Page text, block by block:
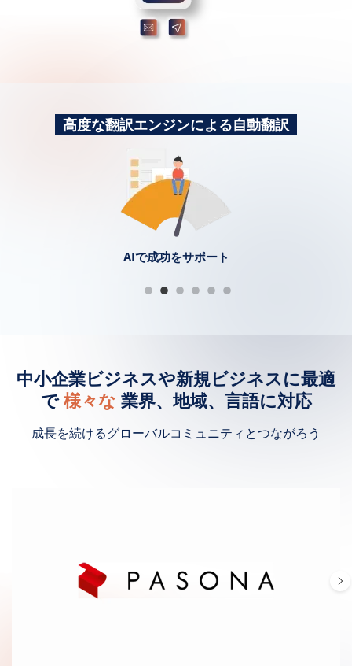
ショップとサイト構築に使える無料テンプレート
オンラインでのセールを加速
高度な翻訳エンジンによる自動翻訳
AIで成功をサポート
豊富なマーケティングとアナリティクス機能
データ所有と管理
キャンペーン、ニュースレター、プッシュ通知
特定の顧客層へリーチ
コスト削減と売上予想に貢献
すべての機能をまとめて管理
ビジネスサイズに比例しないコスト感
成長にあわせた料金プラン
中小企業ビジネスや新規ビジネスに最適
で様々な 業界、地域、言語に対応
成長を続けるグローバルコミュニティとつながろう